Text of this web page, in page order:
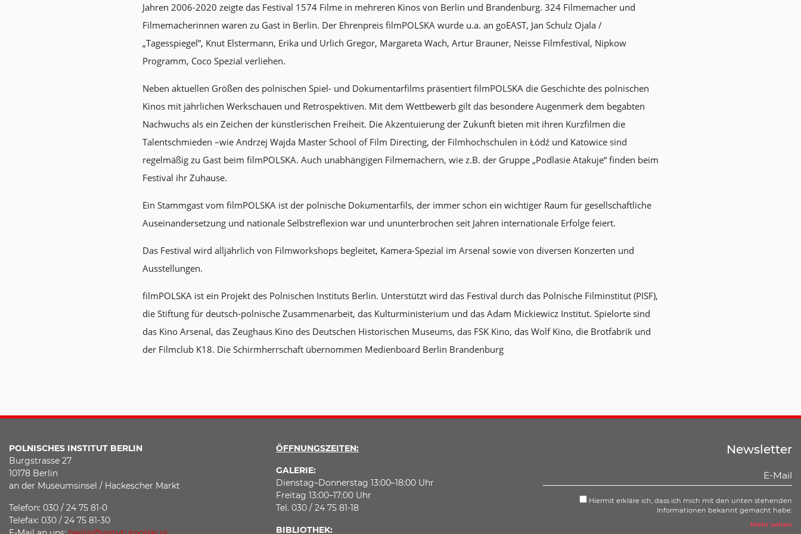
Jahren 2006-2020 zeigte das Festival 1574 Filme in mehreren Kinos von Berlin und Brandenburg. 324 Filmemacher und
Filmemacherinnen waren zu Gast in Berlin. Der Ehrenpreis filmPOLSKA wurde u.a. an goEAST, Jan Schulz Ojala /
„Tagesspiegel”, Knut Elstermann, Erika und Urlich Gregor, Margareta Wach, Artur Brauner, Neisse Filmfestival, Nipkow
Programm, Coco Spezial verliehen.
Neben aktuellen Größen des polnischen Spiel- und Dokumentarfilms präsentiert filmPOLSKA die Geschichte des polnischen
Kinos mit jährlichen Werkschauen und Retrospektiven. Mit dem Wettbewerb gilt das besondere Augenmerk dem begabten
Nachwuchs als ein Zeichen der künstlerischen Freiheit. Die Akzentuierung der Zukunft bieten mit ihren Kurzfilmen die
Talentschmieden –wie Andrzej Wajda Master School of Film Directing, der Filmhochschulen in Łódź und Katowice sind
regelmäßig zu Gast beim filmPOLSKA. Auch unabhängigen Filmemachern, wie z.B. der Gruppe „Podlasie Atakuje“ finden beim
Festival ihr Zuhause.
Ein Stammgast vom filmPOLSKA ist der polnische Dokumentarfils, der immer schon ein wichtiger Raum für gesellschaftliche
Auseinandersetzung und nationale Selbstreflexion war und ununterbrochen seit Jahren internationale Erfolge feiert.
Das Festival wird alljährlich von Filmworkshops begleitet, Kamera-Spezial im Arsenal sowie von diversen Konzerten und
Ausstellungen.
filmPOLSKA ist ein Projekt des Polnischen Instituts Berlin. Unterstützt wird das Festival durch das Polnische Filminstitut (PISF),
die Stiftung für deutsch-polnische Zusammenarbeit, das Kulturministerium und das Adam Mickiewicz Institut. Spielorte sind
das Kino Arsenal, das Zeughaus Kino des Deutschen Historischen Museums, das FSK Kino, das Wolf Kino, die Brotfabrik und
der Filmclub K18. Die Schirmherrschaft übernommen Medienboard Berlin Brandenburg
POLNISCHES INSTITUT BERLIN
Burgstrasse 27
10178 Berlin
an der Museumsinsel / Hackescher Markt
Telefon: 030 / 24 75 81-0
Telefax: 030 / 24 75 81-30
ÖFFNUNGSZEITEN:
GALERIE:
Dienstag–Donnerstag 13:00–18:00 Uhr
Freitag 13:00–17:00 Uhr
Tel. 030 / 24 75 81-18
BIBLIOTHEK:
Newsletter
Hiermit erkläre ich, dass ich mich mit den unten stehenden
Informationen bekannt gemacht habe:
Mehr sehen